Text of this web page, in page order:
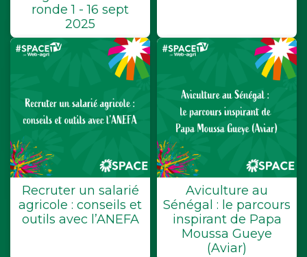
ronde 1 - 16 sept
2025
Recruter un salarié
agricole : conseils et
outils avec l’ANEFA
Aviculture au
Sénégal : le parcours
inspirant de Papa
Moussa Gueye
(Aviar)